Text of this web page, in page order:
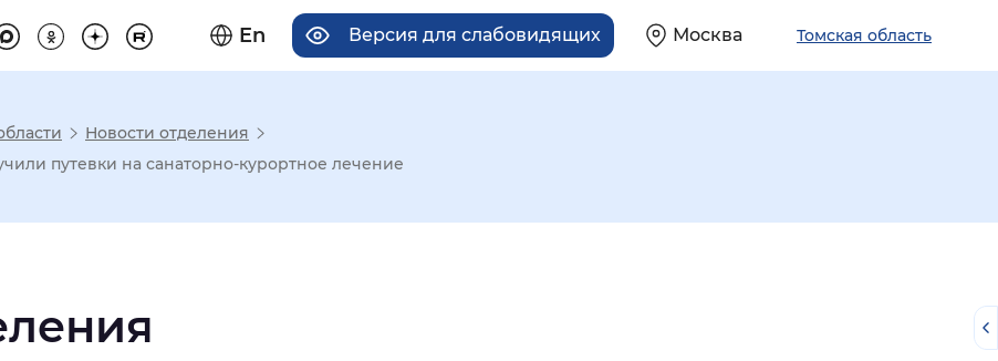
En Версия для слабовидящих Москва Томская область
отображения
Новости отделения
путевки на санаторно-курортное лечение